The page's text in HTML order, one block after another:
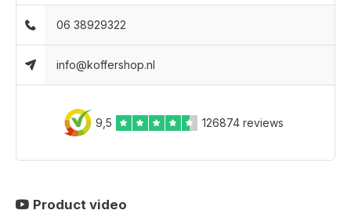
06 38929322
info@koffershop.nl
9,5 126874 reviews
Product video